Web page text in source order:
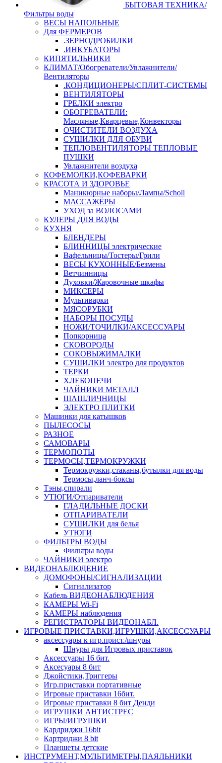
БЫТОВАЯ ТЕХНИКА/
Фильтры воды
ВЕСЫ НАПОЛЬНЫЕ
Для ФЕРМЕРОВ
.ЗЕРНОДРОБИЛКИ
.ИНКУБАТОРЫ
КИПЯТИЛЬНИКИ
КЛИМАТ/Обогреватели/Увлажнители/
Вентиляторы
.КОНДИЦИОНЕРЫ/СПЛИТ-СИСТЕМЫ
ВЕНТИЛЯТОРЫ
ГРЕЛКИ электро
ОБОГРЕВАТЕЛИ:
Масляные,Кварцевые,Конвекторы
ОЧИСТИТЕЛИ ВОЗДУХА
СУШИЛКИ ДЛЯ ОБУВИ
ТЕПЛОВЕНТИЛЯТОРЫ ТЕПЛОВЫЕ
ПУШКИ
Увлажнители воздуха
КОФЕМОЛКИ,КОФЕВАРКИ
КРАСОТА И ЗДОРОВЬЕ
Маникюрные наборы/Лампы/Scholl
МАССАЖЁРЫ
УХОД за ВОЛОСАМИ
КУЛЕРЫ ДЛЯ ВОДЫ
КУХНЯ
БЛЕНДЕРЫ
БЛИННИЦЫ электрические
Вафельницы/Тостеры/Грили
ВЕСЫ КУХОННЫЕ/Безмены
Ветчинницы
Духовки/Жаровочные шкафы
МИКСЕРЫ
Мультиварки
МЯСОРУБКИ
НАБОРЫ ПОСУДЫ
НОЖИ/ТОЧИЛКИ/АКСЕССУАРЫ
Попкорница
СКОВОРОДЫ
СОКОВЫЖИМАЛКИ
СУШИЛКИ электро для продуктов
ТЕРКИ
ХЛЕБОПЕЧИ
ЧАЙНИКИ МЕТАЛЛ
ШАШЛИЧНИЦЫ
ЭЛЕКТРО ПЛИТКИ
Машинки для катышков
ПЫЛЕСОСЫ
РАЗНОЕ
САМОВАРЫ
ТЕРМОПОТЫ
ТЕРМОСЫ,ТЕРМОКРУЖКИ
Термокружки,стаканы,бутылки для воды
Термосы,ланч-боксы
Тэны,спирали
УТЮГИ/Отпариватели
ГЛАДИЛЬНЫЕ ДОСКИ
ОТПАРИВАТЕЛИ
СУШИЛКИ для белья
УТЮГИ
ФИЛЬТРЫ ВОДЫ
Фильтры воды
ЧАЙНИКИ электро
ВИДЕОНАБЛЮДЕНИЕ
ДОМОФОНЫ/СИГНАЛИЗАЦИИ
Сигнализатор
Кабель ВИДЕОНАБЛЮДЕНИЯ
КАМЕРЫ Wi-Fi
КАМЕРЫ наблюдения
РЕГИСТРАТОРЫ ВИДЕОНАБЛ.
ИГРОВЫЕ ПРИСТАВКИ,ИГРУШКИ,АКСЕССУАРЫ
аксесcуары к игр.прист./шнуры
Шнуры для Игровых приставок
Аксессуары 16 бит.
Аксесуары 8 бит
Джойстики,Триггеры
Игр.приставки портативные
Игровые приставки 16бит.
Игровые приставки 8 бит Денди
ИГРУШКИ АНТИСТРЕС
ИГРЫ/ИГРУШКИ
Кардриджи 16bit
Картриджи 8 bit
Планшеты детские
ИНСТРУМЕНТ,МУЛЬТИМЕТРЫ,ПАЯЛЬНИКИ